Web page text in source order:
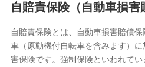
除き、第三者に提供いたしませ
業務の委託
当社は利用目的の達成に必要な範
自賠責保険（自動車損
自賠責保険とは、自動車損害賠償
車（原動機付自転車を含みます）
害保険です。強制保険といわれて